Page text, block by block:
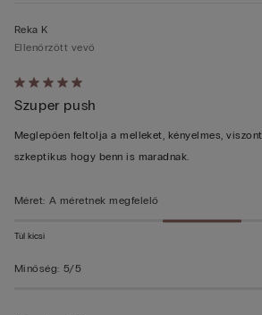
Értékelés:
5/5
Reka K
Ellenőrzött vevő
Szuper push
Meglepően feltolja a melleket, kényelmes,
szkeptikus hogy benn is maradnak.
Méret: A méretnek megfelelő
Túl kicsi
Minőség: 5/5